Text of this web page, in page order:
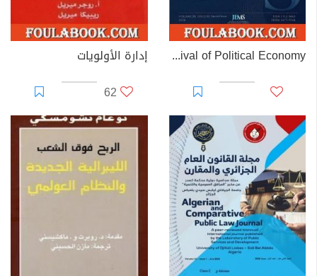
The Missing Measure: A Contribution to the Revival of Political Economy
إدارة الأولويات
62